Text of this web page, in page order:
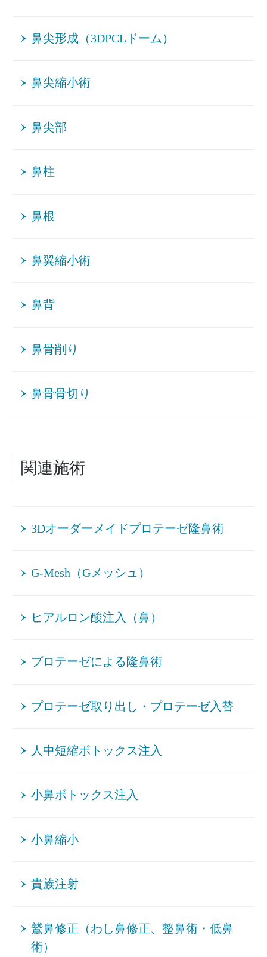
鼻尖形成（3DPCLドーム）
鼻尖縮小術
鼻尖部
鼻柱
鼻根
鼻翼縮小術
鼻背
鼻骨削り
鼻骨骨切り
関連施術
3Dオーダーメイドプロテーゼ隆鼻術
G-Mesh（Gメッシュ）
ヒアルロン酸注入（鼻）
プロテーゼによる隆鼻術
プロテーゼ取り出し・プロテーゼ入替
人中短縮ボトックス注入
小鼻ボトックス注入
小鼻縮小
貴族注射
鷲鼻修正（わし鼻修正、整鼻術・低鼻
術）